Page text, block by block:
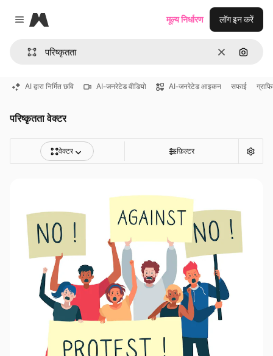
Close menu
Magnific
साफ़ इमेज से
मूल्य निर्धारण लॉग इन करें
AI द्वारा निर्मित छवि AI-जनरेटेड वीडियो AI-जनरेटेड आइकन सफाई
परिष्कृतता वेक्टर
वेक्टर फ़िल्टर